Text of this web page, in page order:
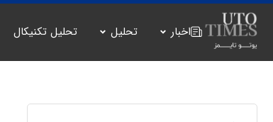
اخبار تحلیل تحلیل تکنیکال